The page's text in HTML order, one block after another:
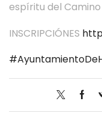
espíritu del
INSCRIPCIÓNES